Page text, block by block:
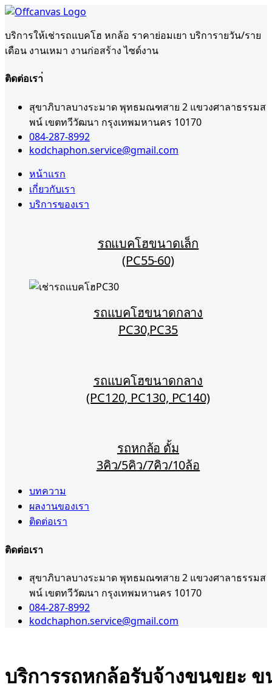
บริการให้เช่ารถแบคโฮ หกล้อ ราคาย่อมเยา บริการายวัน/ราย
เดือน งานเหมา งานก่อสร้าง ไซด์งาน
ติดต่อเรา่
สุขาภิบาลบางระมาด พุทธมณฑสาย 2 แขวงศาลาธรรมส
พน์ เขตทวีวัฒนา กรุงเทพมหานคร 10170
084-287-8992
kodchaphon.service@gmail.com
หน้าแรก
เกี่ยวกับเรา
บริการของเรา
รถแบคโฮขนาดเล็ก
(PC55-60)
รถแบคโฮขนาดกลาง
PC30,PC35
รถแบคโฮขนาดกลาง
(PC120, PC130, PC140)
รถหกล้อ ดั้ม
3คิว/5คิว/7คิว/10ล้อ
บทความ
ผลงานของเรา
ติดต่อเรา
ติดต่อเรา
สุขาภิบาลบางระมาด พุทธมณฑสาย 2 แขวงศาลาธรรมส
พน์ เขตทวีวัฒนา กรุงเทพมหานคร 10170
084-287-8992
kodchaphon.service@gmail.com
บริการรถหกล้อรับจ้างขนขยะ ข